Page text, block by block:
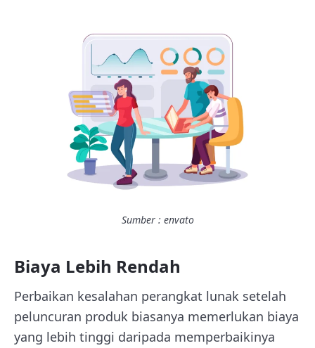
Sumber : envato
Biaya Lebih Rendah
Perbaikan kesalahan perangkat lunak setelah
peluncuran produk biasanya memerlukan biaya
yang lebih tinggi daripada memperbaikinya